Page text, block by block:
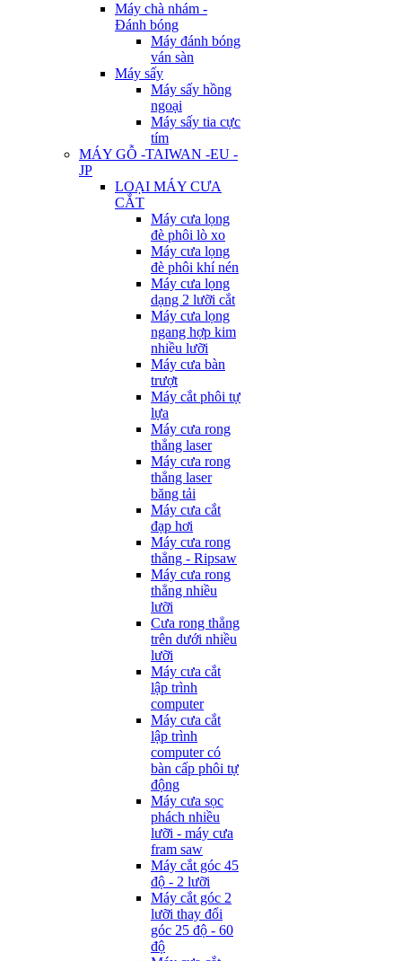
Máy chà nhám -
Đánh bóng
Máy đánh bóng
ván sàn
Máy sấy
Máy sấy hồng
ngoại
Máy sấy tia cực
tím
MÁY GỖ -TAIWAN -EU -
JP
LOẠI MÁY CƯA
CẮT
Máy cưa lọng
đè phôi lò xo
Máy cưa lọng
đè phôi khí nén
Máy cưa lọng
dạng 2 lưỡi cắt
Máy cưa lọng
ngang hợp kim
nhiều lưỡi
Máy cưa bàn
trượt
Máy cắt phôi tự
lựa
Máy cưa rong
thẳng laser
Máy cưa rong
thẳng laser
băng tải
Máy cưa cắt
đạp hơi
Máy cưa rong
thẳng - Ripsaw
Máy cưa rong
thẳng nhiều
lưỡi
Cưa rong thẳng
trên dưới nhiều
lưỡi
Máy cưa cắt
lập trình
computer
Máy cưa cắt
lập trình
computer có
bàn cấp phôi tự
động
Máy cưa sọc
phách nhiều
lưỡi - máy cưa
fram saw
Máy cắt góc 45
độ - 2 lưỡi
Máy cắt góc 2
lưỡi thay đổi
góc 25 độ - 60
độ